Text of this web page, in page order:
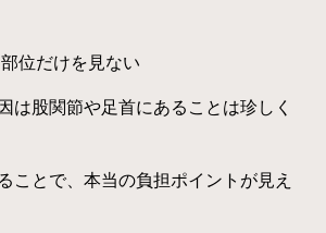
位だけを見ない
は股関節や足首にあることは珍しく
ことで、本当の負担ポイントが見え